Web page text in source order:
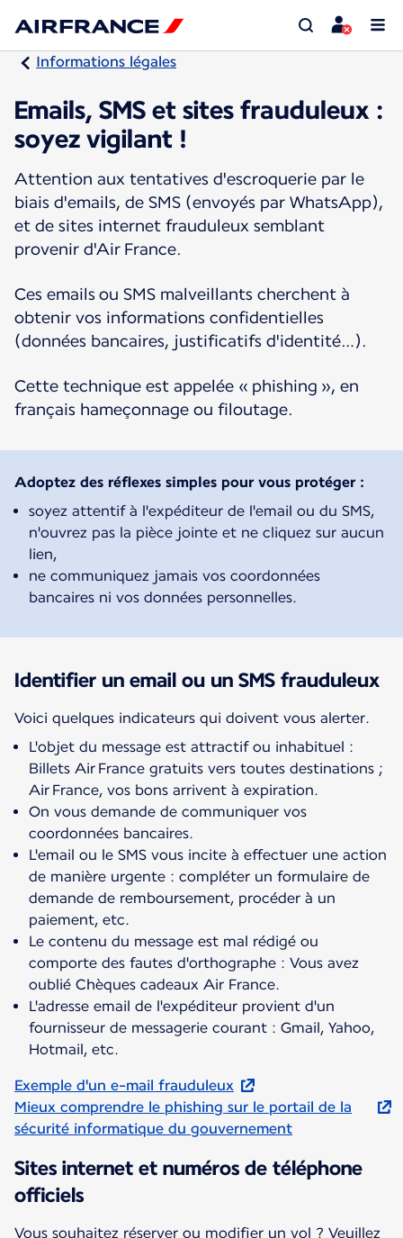
Informations légales
Emails, SMS et sites frauduleux :
soyez vigilant !
Attention aux tentatives d'escroquerie par le
biais d'emails, de SMS (envoyés par WhatsApp),
et de sites internet frauduleux semblant
provenir d'Air France.
Ces emails ou SMS malveillants cherchent à
obtenir vos informations confidentielles
(données bancaires, justificatifs d'identité…).
Cette technique est appelée « phishing », en
français hameçonnage ou filoutage.
Adoptez des réflexes simples pour vous protéger :
soyez attentif à l'expéditeur de l'email ou du SMS,
n'ouvrez pas la pièce jointe et ne cliquez sur aucun
lien,
ne communiquez jamais vos coordonnées
bancaires ni vos données personnelles.
Identifier un email ou un SMS frauduleux
Voici quelques indicateurs qui doivent vous alerter.
L'objet du message est attractif ou inhabituel :
Billets Air France gratuits vers toutes destinations ;
Air France, vos bons arrivent à expiration.
On vous demande de communiquer vos
coordonnées bancaires.
L'email ou le SMS vous incite à effectuer une action
de manière urgente : compléter un formulaire de
demande de remboursement, procéder à un
paiement, etc.
Le contenu du message est mal rédigé ou
comporte des fautes d'orthographe : Vous avez
oublié Chèques cadeaux Air France.
L'adresse email de l'expéditeur provient d'un
fournisseur de messagerie courant : Gmail, Yahoo,
Hotmail, etc.
Exemple d'un e-mail frauduleux
Mieux comprendre le phishing sur le portail de la
sécurité informatique du gouvernement
Sites internet et numéros de téléphone
officiels
Vous souhaitez réserver ou modifier un vol ? Veuillez